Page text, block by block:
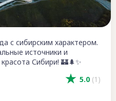
5.0 (1)
с сибирским характером.
источники и
Сибири! 🏰🌲✨